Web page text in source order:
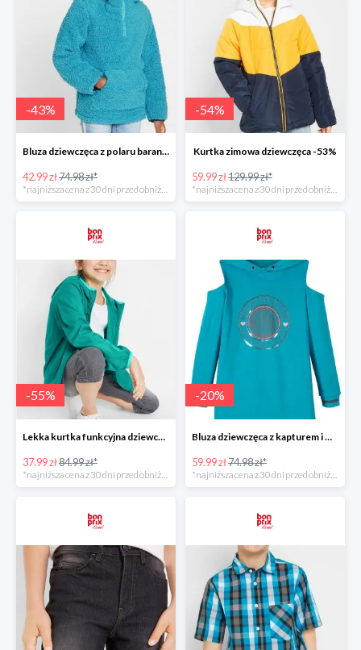
-43%
Bluza dziewczęca z polaru baranka z kapturem -42%
42.99 zł74.98 zł*
-54%
Kurtka zimowa dziewczęca -53%
59.99 zł129.99 zł*
-55%
Lekka kurtka funkcyjna dziewczęca -55%
37.99 zł84.99 zł*
-20%
Bluza dziewczęca z kapturem i wycięciami -20%
59.99 zł74.98 zł*